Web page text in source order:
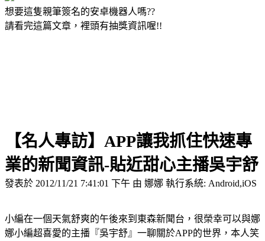
想要這隻親筆簽名的安卓機器人嗎??
請看完這篇文章，裡頭有抽獎資訊喔!!
【名人專訪】APP讓我抓住快速專
業的新聞資訊-貼近甜心主播吳宇舒
發表於 2012/11/21 7:41:01 下午 由 娜娜 執行系統: Android,iOS
小編在一個天氣舒爽的午後來到東森新聞台，很榮幸可以與娜
娜小編超喜愛的主播『吳宇舒』一聊關於APP的世界，本人笑